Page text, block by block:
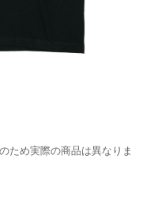
ため実際の商品は異なりま